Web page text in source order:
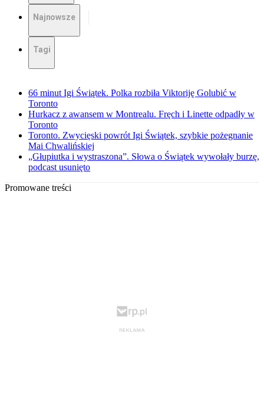
Najnowsze
Tagi
66 minut Igi Świątek. Polka rozbiła Viktoriję Golubić w
Toronto
Hurkacz z awansem w Montrealu. Fręch i Linette odpadły w
Toronto
Toronto. Zwycięski powrót Igi Świątek, szybkie pożegnanie
Mai Chwalińskiej
„Głupiutka i wystraszona”. Słowa o Świątek wywołały burzę,
podcast usunięto
Promowane treści